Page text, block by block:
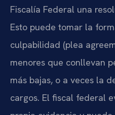
Fiscalía Federal una
Esto puede tomar la
culpabilidad (plea
menores que conllevan
más bajas, o a veces la
cargos. El fiscal federal